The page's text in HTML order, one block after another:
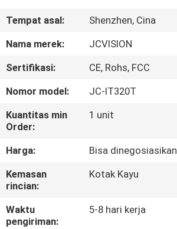
TENTANG
KITA
WISATA
PABRIK
KONTROL
KUALITAS
HUBUNGI
KAMI
Tempat asal:
Shenzhen, Cina
Nama merek:
JCVISION
Sertifikasi:
CE, Rohs, FCC
Nomor model:
JC-IT320T
Kuantitas min
Order:
1 unit
Harga:
Bisa dinegosiasikan
Kemasan
rincian:
Kotak Kayu
Waktu
pengiriman:
5-8 hari kerja